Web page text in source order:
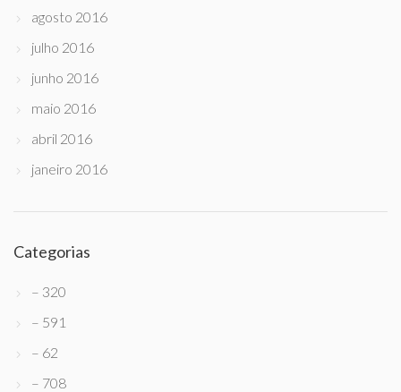
agosto 2016
julho 2016
junho 2016
maio 2016
abril 2016
janeiro 2016
Categorias
– 320
– 591
– 62
– 708